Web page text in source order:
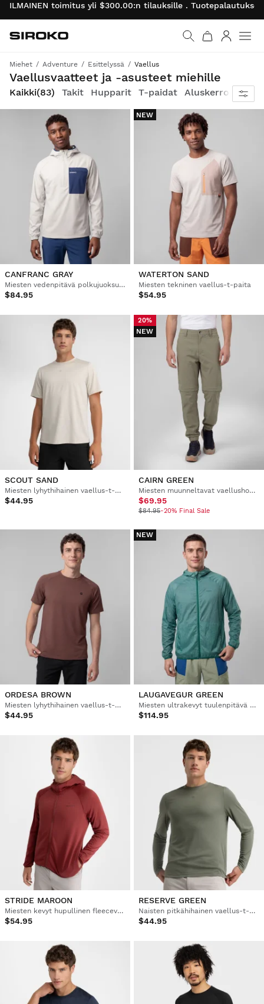
ILMAINEN toimitus yli $300.00:n tilauksille .
Palaa aloitussivulle
Siroko.com
Miehet Adventure Esittelyssä Vaellus
Vaellusvaatteet ja -asusteet miehille
Hengittävyyttä, suojaa ja liikkumisvapautta kaikille vaellusretkillesi
Kaikki(83) Takit Hupparit T-paidat Aluskerrokset
CANFRANC GRAY
Miesten vedenpitävä polkujuoksutakki
$84.95
NEW
WATERTON SAND
Miesten tekninen vaellus-t-paita
$54.95
SCOUT SAND
Miesten lyhythihainen vaellus-t-paita
$44.95
20%
NEW
CAIRN GREEN
Miesten muunneltavat vaellushousut
$69.95
$84.95-20% Final Sale
ORDESA BROWN
Miesten lyhythihainen vaellus-t-paita
$44.95
NEW
LAUGAVEGUR GREEN
Miesten ultrakevyt tuulenpitävä vaellustakki
$114.95
STRIDE MAROON
Miesten kevyt hupullinen fleecevaellustakki
$54.95
RESERVE GREEN
Naisten pitkähihainen vaellus-t-paita
$44.95